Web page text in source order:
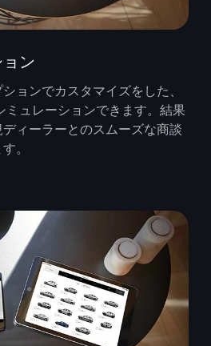
ン
ョンでカスタマイズをした、
ュレーションできます。結果
ィーラーとのスムーズな商談
。